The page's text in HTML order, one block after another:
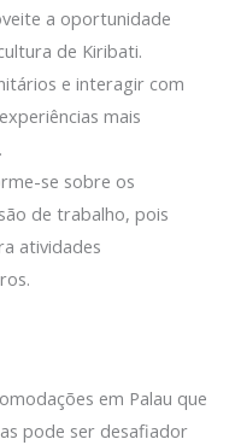
a oportunidade
de Kiribati.
e interagir com
mais
se sobre os
de trabalho, pois
atividades
em Palau que
pode ser desafiador